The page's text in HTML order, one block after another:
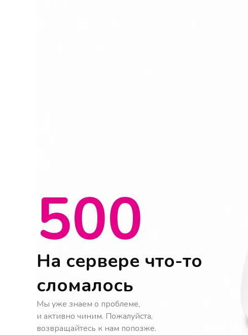
500
На сервере что-то
сломалось
Мы уже знаем о проблеме,
и активно чиним. Пожалуйста,
возвращайтесь к нам попозже.